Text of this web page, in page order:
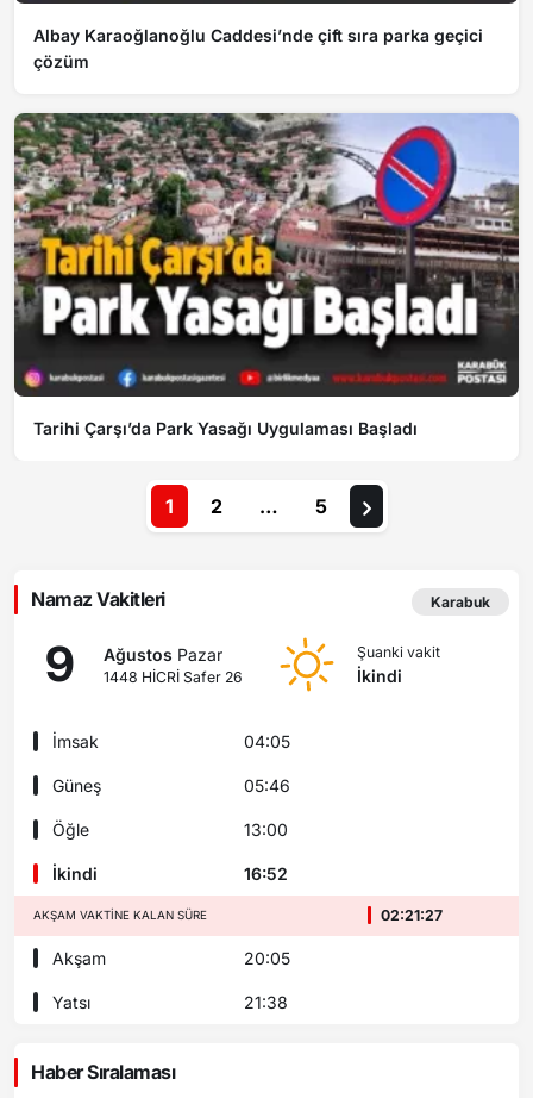
Albay Karaoğlanoğlu Caddesi’nde çift sıra parka geçici
çözüm
Tarihi Çarşı’da Park Yasağı Uygulaması Başladı
1 2 … 5
Namaz Vakitleri Karabuk
9 Ağustos Pazar
1448 HİCRİ Safer 26
Şuanki vakit
İkindi
İmsak 04:05
Güneş 05:46
Öğle 13:00
İkindi 16:52
AKŞAM VAKTINE KALAN SÜRE 02:21:25
Akşam 20:05
Yatsı 21:38
Haber Sıralaması